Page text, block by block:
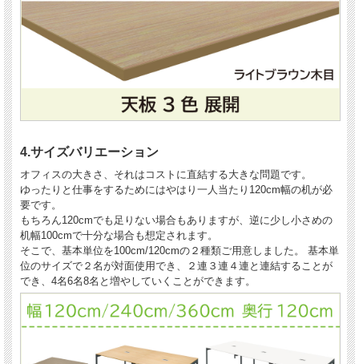
4.サイズバリエーション
オフィスの大きさ、それはコストに直結する大きな問題です。
ゆったりと仕事をするためにはやはり一人当たり120cm幅の机が必
要です。
もちろん120cmでも足りない場合もありますが、逆に少し小さめの
机幅100cmで十分な場合も想定されます。
そこで、基本単位を100cm/120cmの２種類ご用意しました。 基本単
位のサイズで２名が対面使用でき、２連３連４連と連結することが
でき、4名6名8名と増やしていくことができます。